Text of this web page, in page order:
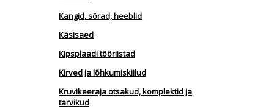
Kangid, sõrad, heeblid
Käsisaed
Kipsplaadi tööriistad
Kirved ja lõhkumiskiilud
Kruvikeeraja otsakud, komplektid ja
tarvikud